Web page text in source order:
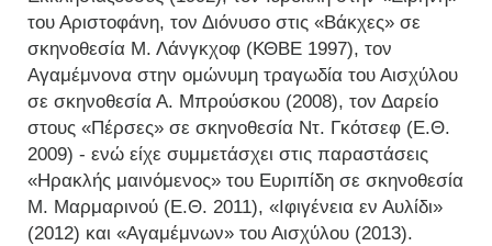
του Αριστοφάνη, τον Διόνυσο στις «Βάκχες» σε
σκηνοθεσία Μ. Λάνγκχοφ (ΚΘΒΕ 1997), τον
Αγαμέμνονα στην ομώνυμη τραγωδία του Αισχύλου
σε σκηνοθεσία Α. Μπρούσκου (2008), τον Δαρείο
στους «Πέρσες» σε σκηνοθεσία Ντ. Γκότσεφ (Ε.Θ.
2009) - ενώ είχε συμμετάσχει στις παραστάσεις
«Ηρακλής μαινόμενος» του Ευριπίδη σε σκηνοθεσία
Μ. Μαρμαρινού (Ε.Θ. 2011), «Ιφιγένεια εν Αυλίδι»
(2012) και «Αγαμέμνων» του Αισχύλου (2013).